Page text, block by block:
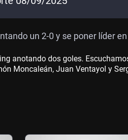
un 2-0 y se poner líder
anotando dos goles.
Moncaleán, Juan Ventayol y